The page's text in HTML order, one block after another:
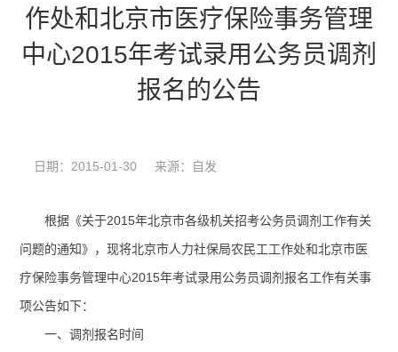
作处和北京市医疗保险事务管理
中心2015年考试录用公务员调剂
报名的公告
日期：2015-01-30 来源：自发
根据《关于2015年北京市各级机关招考公务员调剂工作有关
问题的通知》，现将北京市人力社保局农民工工作处和北京市医
疗保险事务管理中心2015年考试录用公务员调剂报名工作有关事
项公告如下：
一、调剂报名时间